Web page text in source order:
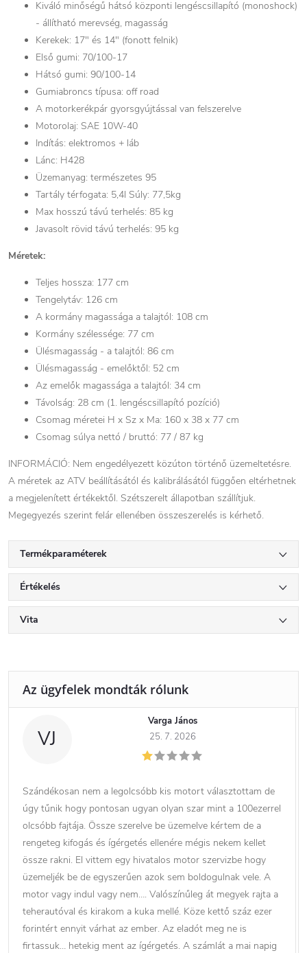
Kiváló minőségű hátsó központi lengéscsillapító (monoshock)
- állítható merevség, magasság
Kerekek: 17" és 14" (fonott felnik)
Első gumi: 70/100-17
Hátsó gumi: 90/100-14
Gumiabroncs típusa: off road
A motorkerékpár gyorsgyújtással van felszerelve
Motorolaj: SAE 10W-40
Indítás: elektromos + láb
Lánc: H428
Üzemanyag: természetes 95
Tartály térfogata: 5,4l Súly: 77,5kg
Max hosszú távú terhelés: 85 kg
Javasolt rövid távú terhelés: 95 kg
Méretek:
Teljes hossza: 177 cm
Tengelytáv: 126 cm
A kormány magassága a talajtól: 108 cm
Kormány szélessége: 77 cm
Ülésmagasság - a talajtól: 86 cm
Ülésmagasság - emelőktől: 52 cm
Az emelők magassága a talajtól: 34 cm
Távolság: 28 cm (1. lengéscsillapító pozíció)
Csomag méretei H x Sz x Ma: 160 x 38 x 77 cm
Csomag súlya nettó / bruttó: 77 / 87 kg
INFORMÁCIÓ: Nem engedélyezett közúton történő üzemeltetésre.
A méretek az ATV beállításától és kalibrálásától függően eltérhetnek
a megjelenített értékektől. Szétszerelt állapotban szállítjuk.
Megegyezés szerint felár ellenében összeszerelés is kérhető.
Termékparaméterek
Értékelés
Vita
VJ
Varga János
25. 7. 2026
Szándékosan nem a legolcsóbb kis motort választottam de
úgy tűnik hogy pontosan ugyan olyan szar mint a 100ezerrel
olcsóbb fajtája. Össze szerelve be üzemelve kértem de a
rengeteg kifogás és ígérgetés ellenére mégis nekem kellet
össze rakni. El vittem egy hivatalos motor szervizbe hogy
üzemeljék be de egyszerűen azok sem boldogulnak vele. A
motor vagy indul vagy nem…. Valószínűleg át megyek rajta a
teherautóval és kirakom a kuka mellé. Köze kettő száz ezer
forintért ennyit várhat az ember. Az eladót meg ne is
firtassuk… hetekig ment az ígérgetés. A számlát a mai napig